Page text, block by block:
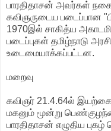
பாரதிதாசன் அவர்கள்
கவிஞருடைய படைப்பான
1970இல் சாகித்ய
படைப்புகள் தமிழ்நாடு
உடைமையாக்கப்பட்டன.
மறைவு
கவிஞர் 21.4.64ல்
மகனும் மூன்று
பாரதிதாசன் எழுதிய புகழ்